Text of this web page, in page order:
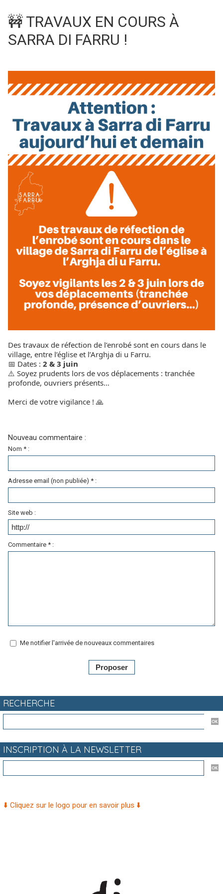
🚧 TRAVAUX EN COURS À
SARRA DI FARRU !
Des travaux de réfection de l’enrobé sont en cours dans le
village, entre l’église et l’Arghja di u Farru.
📅 Dates : 2 & 3 juin
⚠️ Soyez prudents lors de vos déplacements : tranchée
profonde, ouvriers présents…
Merci de votre vigilance ! 🙏
Nouveau commentaire :
Nom * :
Adresse email (non publiée) * :
Site web :
Commentaire * :
Me notifier l'arrivée de nouveaux commentaires
RECHERCHE
INSCRIPTION À LA NEWSLETTER
⬇️ Cliquez sur le logo pour en savoir plus ⬇️